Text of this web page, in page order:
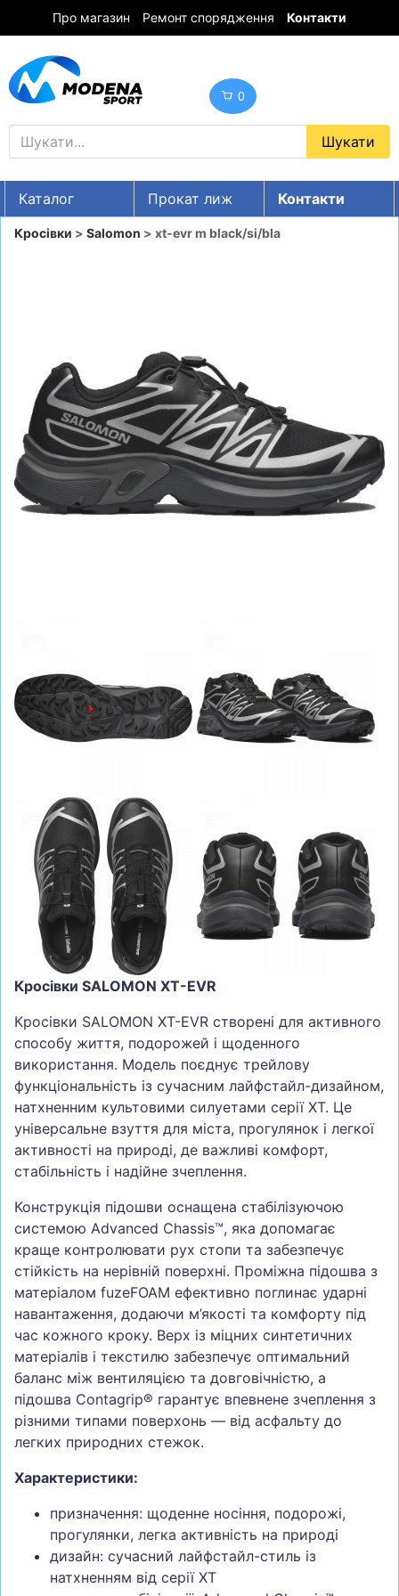
Про магазин Ремонт спорядження Контакти
0
Каталог Прокат лиж
Контакти
UA RU EN
ВЗУТТЯ
СУМКИ
ШОЛОМИ, ЗАХИСТ, ОКУЛЯРИ
БІГ, ФІТНЕС, М'ЯЧІ
ВЕЛОСИПЕДИ
Кросівки > Salomon > xt-evr m black/si/bla
Кросівки SALOMON XT-EVR
Кросівки SALOMON XT-EVR створені для активного
способу життя, подорожей і щоденного
використання. Модель поєднує трейлову
функціональність із сучасним лайфстайл-дизайном,
натхненним культовими силуетами серії XT. Це
універсальне взуття для міста, прогулянок і легкої
активності на природі, де важливі комфорт,
стабільність і надійне зчеплення.
Конструкція підошви оснащена стабілізуючою
системою Advanced Chassis™, яка допомагає
краще контролювати рух стопи та забезпечує
стійкість на нерівній поверхні. Проміжна підошва з
матеріалом fuzeFOAM ефективно поглинає ударні
навантаження, додаючи м’якості та комфорту під
час кожного кроку. Верх із міцних синтетичних
матеріалів і текстилю забезпечує оптимальний
баланс між вентиляцією та довговічністю, а
підошва Contagrip® гарантує впевнене зчеплення з
різними типами поверхонь — від асфальту до
легких природних стежок.
Характеристики:
призначення: щоденне носіння, подорожі,
прогулянки, легка активність на природі
дизайн: сучасний лайфстайл-стиль із
натхненням від серії XT